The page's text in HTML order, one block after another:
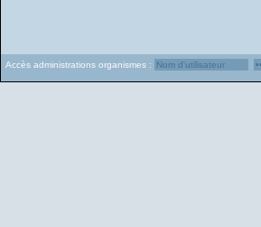
Accès administrations organismes :